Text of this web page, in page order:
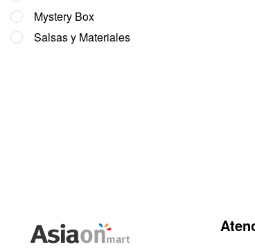
Mystery Box
Salsas y Materiales